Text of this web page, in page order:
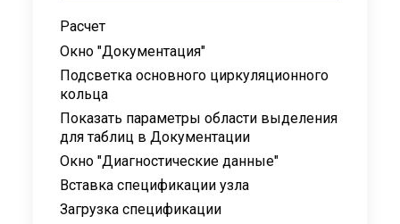
Расчет
Окно "Документация"
Подсветка основного циркуляционного
кольца
Показать параметры области выделения
для таблиц в Документации
Окно "Диагностические данные"
Вставка спецификации узла
Загрузка спецификации